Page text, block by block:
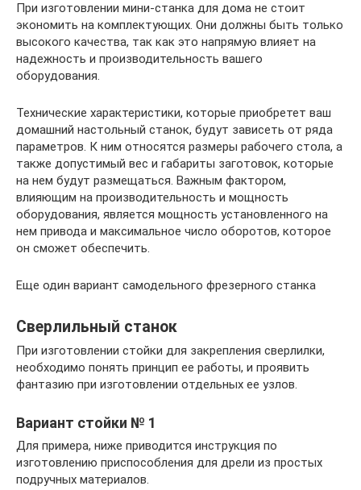
При изготовлении мини-станка для дома не стоит
экономить на комплектующих. Они должны быть только
высокого качества, так как это напрямую влияет на
надежность и производительность вашего
оборудования.
Технические характеристики, которые приобретет ваш
домашний настольный станок, будут зависеть от ряда
параметров. К ним относятся размеры рабочего стола, а
также допустимый вес и габариты заготовок, которые
на нем будут размещаться. Важным фактором,
влияющим на производительность и мощность
оборудования, является мощность установленного на
нем привода и максимальное число оборотов, которое
он сможет обеспечить.
Еще один вариант самодельного фрезерного станка
Сверлильный станок
При изготовлении стойки для закрепления сверлилки,
необходимо понять принцип ее работы, и проявить
фантазию при изготовлении отдельных ее узлов.
Вариант стойки № 1
Для примера, ниже приводится инструкция по
изготовлению приспособления для дрели из простых
подручных материалов.